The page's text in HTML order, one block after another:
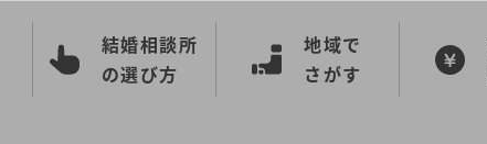
結婚相談所
の選び方
地域で
さがす